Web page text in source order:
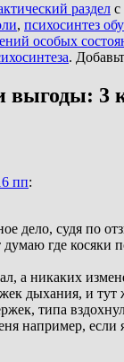
раздел с
, психосинтез
особых
.
выгоды: 3
пп:
дело, судя по
где косяки
а никаких
дыхания, и тут
типа
например, если